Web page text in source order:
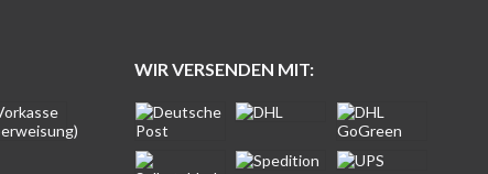
WIR VERSENDEN MIT: